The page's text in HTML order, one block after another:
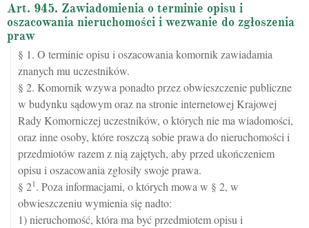
Art. 945. Zawiadomienia o terminie opisu i
oszacowania nieruchomości i wezwanie do zgłoszenia
praw
§ 1. O terminie opisu i oszacowania komornik zawiadamia
znanych mu uczestników.
§ 2. Komornik wzywa ponadto przez obwieszczenie publiczne
w budynku sądowym oraz na stronie internetowej Krajowej
Rady Komorniczej uczestników, o których nie ma wiadomości,
oraz inne osoby, które roszczą sobie prawa do nieruchomości i
przedmiotów razem z nią zajętych, aby przed ukończeniem
opisu i oszacowania zgłosiły swoje prawa.
§ 21. Poza informacjami, o których mowa w § 2, w
obwieszczeniu wymienia się nadto:
1) nieruchomość, która ma być przedmiotem opisu i